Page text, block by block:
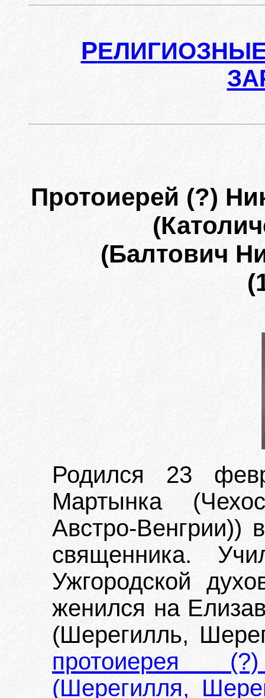
Р
Протоиерей (?)
(Балтович
Родился 23
Мартынка
Австро-Венгрии))
священника.
Ужгородской
женился на
(Шерегилль,
протоиерея
(Шерегилля,